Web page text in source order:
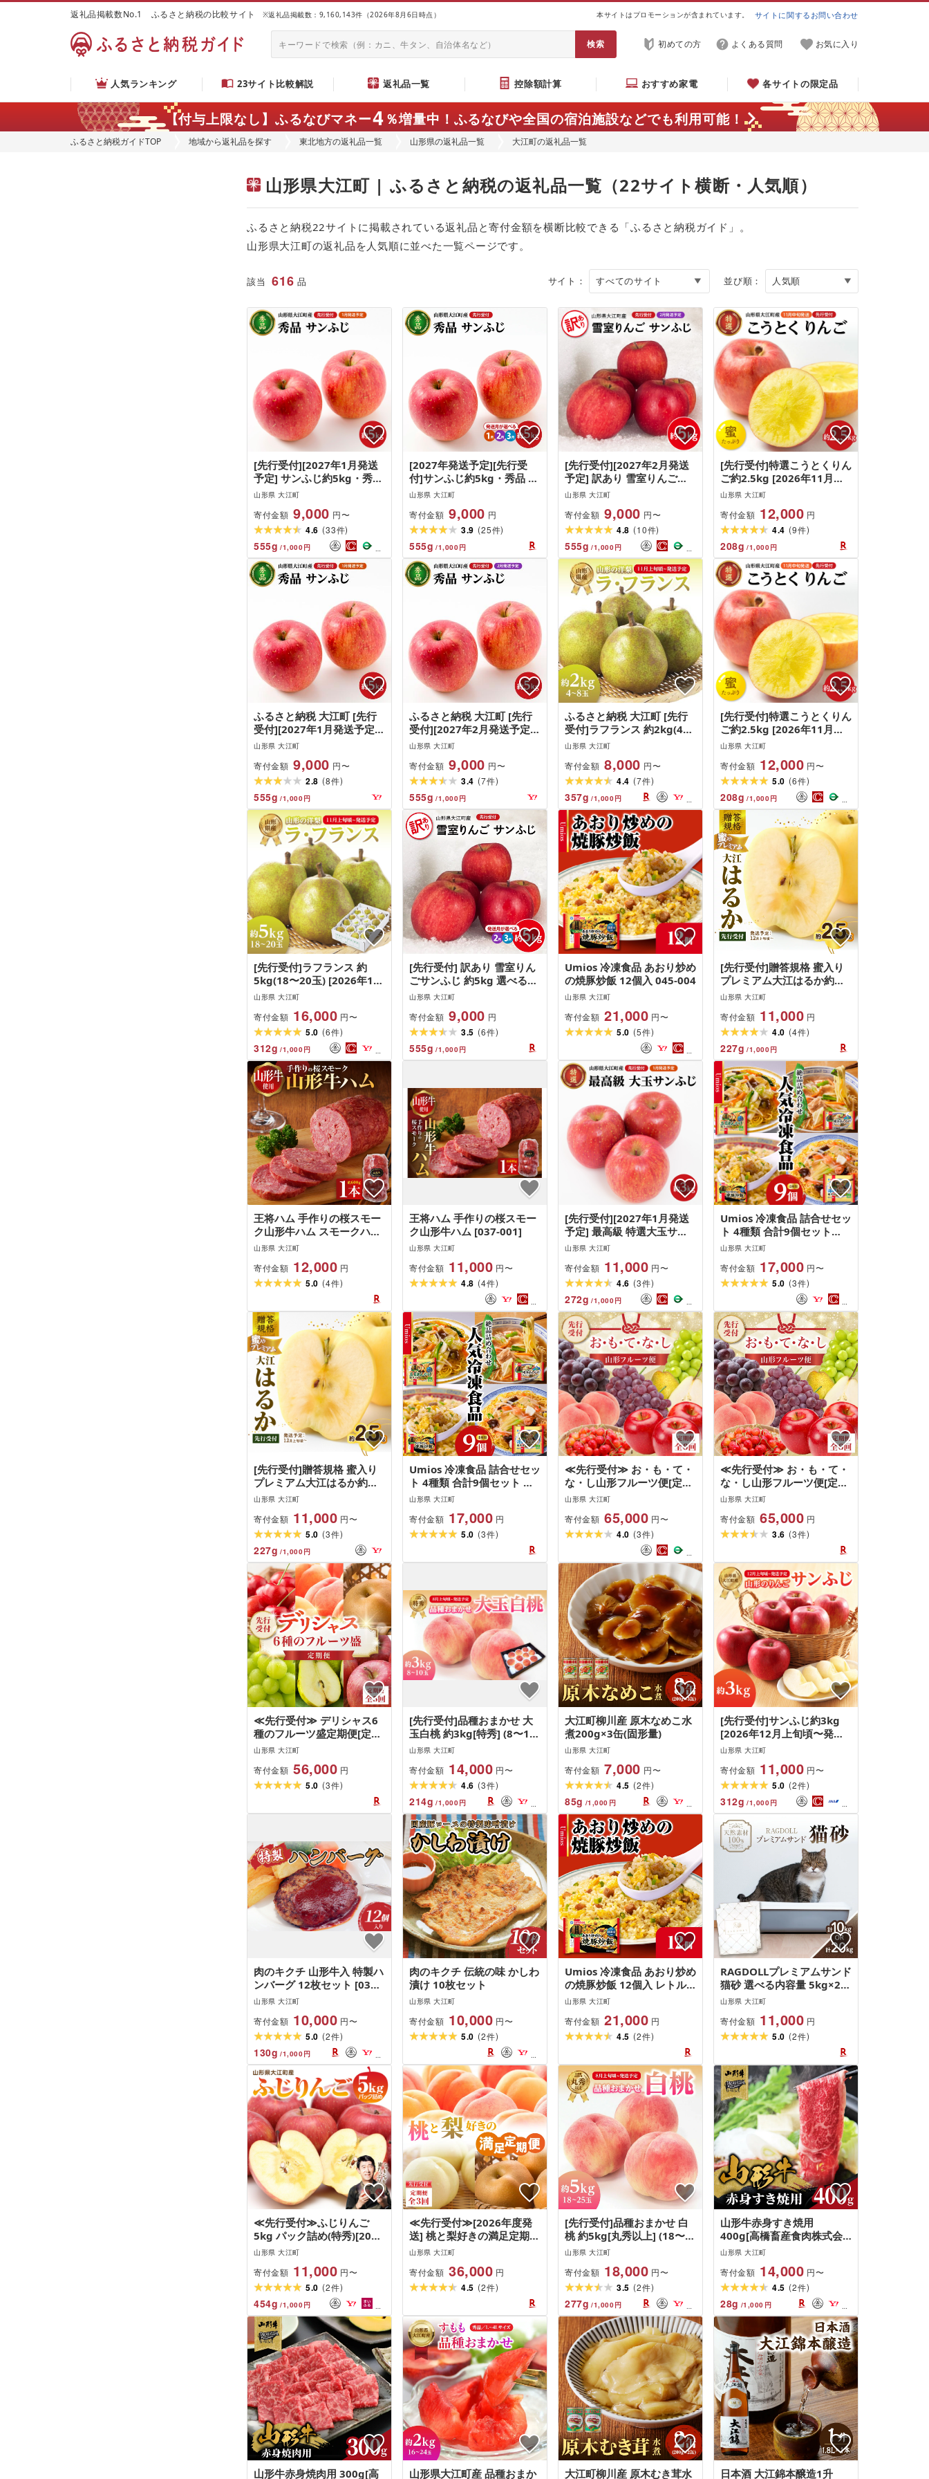
返礼品掲載数No.1 ふるさと納税の比較サイト ※返礼品掲載数：9,160,143件（2026年8月6日時点） 本サイトはプロモーションが含まれています。 サイトに関するお問い合わせ
初めての方 よくある質問 お気に入り
人気ランキング 23サイト比較解説 返礼品一覧 控除額計算 おすすめ家電 各サイトの限定品
【付与上限なし】ふるなびマネー4％増量中！ ふるなびや全国の宿泊施設などでも利用可能！
ふるさと納税ガイドTOP 地域から返礼品を探す 東北地方の返礼品一覧 山形県の返礼品一覧 大江町の返礼品一覧
山形県大江町 | ふるさと納税の返礼品一覧（22サイト横断・人気順）
ふるさと納税22サイトに掲載されている返礼品と寄付金額を横断比較できる「ふるさと納税ガイド」。
山形県大江町の返礼品を人気順に並べた一覧ページです。
該当 616 品 サイト： 並び順：
[先行受付][2027年1月発送
予定] サンふじ約5kg・秀品
[大江町産・山形りんご・大
山形県 大江町
寄付金額 9,000 円〜
4.6 (33件)
555g /1,000円
[2027年発送予定][先行受
付]サンふじ約5kg・秀品 選
べるお届け時期 1月 2月 3月
ご・大地農産]
山形県 大江町
寄付金額 9,000 円
3.9 (25件)
555g /1,000円
[先行受付][2027年2月発送
予定] 訳あり 雪室りんごサ
ンふじ 約5kg[大江町産・山
029
山形県 大江町
寄付金額 9,000 円〜
4.8 (10件)
555g /1,000円
[先行受付]特選こうとくりん
ご約2.5kg [2026年11月中
旬頃〜発送予定][大江町産・
月・12月] こうとく りんご
リンゴ 林檎 果物 フルーツ
産地直送
山形県 大江町
寄付金額 12,000 円
4.4 (9件)
208g /1,000円
ふるさと納税 大江町 [先行
受付][2027年1月発送予定]
サンふじ約5kg・秀品[大江
山形県 大江町
寄付金額 9,000 円〜
2.8 (8件)
555g /1,000円
ふるさと納税 大江町 [先行
受付][2027年2月発送予定]
サンふじ約5kg・秀品 大江
山形県 大江町
寄付金額 9,000 円〜
3.4 (7件)
555g /1,000円
ふるさと納税 大江町 [先行
受付]ラフランス 約2kg(4〜
8玉) [2026年11月上旬頃〜
山形県 大江町
寄付金額 8,000 円〜
4.4 (7件)
357g /1,000円
[先行受付]特選こうとくりん
ご約2.5kg [2026年11月中
旬頃〜発送予定][大江町産・
月・12月] 028-024
山形県 大江町
寄付金額 12,000 円〜
5.0 (6件)
208g /1,000円
[先行受付]ラフランス 約
5kg(18〜20玉) [2026年11
月上旬頃〜発送予定][山形洋
町 フルーツ 果物 西洋梨 デ
ザート 洋梨 梨 ナシ 大玉 大
きい JA さがえ西村山 001-
082
山形県 大江町
寄付金額 16,000 円〜
5.0 (6件)
312g /1,000円
[先行受付] 訳あり 雪室りん
ごサンふじ 約5kg 選べるお
届け時期 2月 3月[大江町
山形県 大江町
寄付金額 9,000 円
3.5 (6件)
555g /1,000円
Umios 冷凍食品 あおり炒め
の焼豚炒飯 12個入 045-004
山形県 大江町
寄付金額 21,000 円〜
5.0 (5件)
[先行受付]贈答規格 蜜入り
プレミアム大江はるか約
2.5kg 特秀〜秀[2026年12
産・山形りんご・りんご専
科 清野] リンゴ 林檎 フルー
ツ 果物 産地直送
山形県 大江町
寄付金額 11,000 円
4.0 (4件)
227g /1,000円
王将ハム 手作りの桜スモー
ク山形牛ハム スモークハム
燻煙
山形県 大江町
寄付金額 12,000 円
5.0 (4件)
王将ハム 手作りの桜スモー
ク山形牛ハム [037-001]
山形県 大江町
寄付金額 11,000 円〜
4.8 (4件)
[先行受付][2027年1月発送
予定] 最高級 特選大玉サン
ふじ約3kg [大江町産・山形
山形県 大江町
寄付金額 11,000 円〜
4.6 (3件)
272g /1,000円
Umios 冷凍食品 詰合せセッ
ト 4種類 合計9個セット
045-005
山形県 大江町
寄付金額 17,000 円〜
5.0 (3件)
[先行受付]贈答規格 蜜入り
プレミアム大江はるか約
2.5kg 特秀〜秀[2026年12
産・山形りんご・りんご専
科 清野] 015-059
山形県 大江町
寄付金額 11,000 円〜
5.0 (3件)
227g /1,000円
Umios 冷凍食品 詰合せセッ
ト 4種類 合計9個セット レ
トルト 冷凍 手軽 セット 詰
短 食べ比べ
山形県 大江町
寄付金額 17,000 円
5.0 (3件)
≪先行受付≫ お・も・て・
な・し山形フルーツ便[定期
便全6回]
山形県 大江町
寄付金額 65,000 円〜
4.0 (3件)
≪先行受付≫ お・も・て・
な・し山形フルーツ便[定期
便全6回]さくらんぼ デラウ
ンマスカット ラ・フランス
サンふじ りんご フルーツ
山形県 大江町
寄付金額 65,000 円
3.6 (3件)
≪先行受付≫ デリシャス6
種のフルーツ盛定期便[定期
便全5回]さくらんぼ 白桃 和
フランス サンふじりんご フ
ルーツ 果物 産地直送 定期
山形県 大江町
寄付金額 56,000 円
5.0 (3件)
[先行受付]品種おまかせ 大
玉白桃 約3kg[特秀] (8〜10
玉)[2026年8月上旬頃〜9月
山形県 大江町
寄付金額 14,000 円〜
4.6 (3件)
214g /1,000円
大江町柳川産 原木なめこ水
煮200g×3缶(固形量)
山形県 大江町
寄付金額 7,000 円〜
4.5 (2件)
85g /1,000 円
[先行受付]サンふじ約3kg
[2026年12月上旬頃〜発送
予定][山形りんご・大江町
山形県 大江町
寄付金額 11,000 円〜
5.0 (2件)
312g /1,000円
肉のキクチ 山形牛入 特製ハ
ンバーグ 12枚セット [035-
006]
山形県 大江町
寄付金額 10,000 円〜
5.0 (2件)
130g /1,000円
肉のキクチ 伝統の味 かしわ
漬け 10枚セット
山形県 大江町
寄付金額 10,000 円〜
5.0 (2件)
Umios 冷凍食品 あおり炒め
の焼豚炒飯 12個入 レトル
ト 冷凍 手軽 詰め合わせ 便
山形県 大江町
寄付金額 21,000 円
4.5 (2件)
RAGDOLLプレミアムサンド
猫砂 選べる内容量 5kg×2袋
(10kg)、5kg×4袋(20kg)
山形県 大江町
寄付金額 11,000 円
5.0 (2件)
≪先行受付≫ふじりんご
5kg パック詰め(特秀)[2026
年11月中旬〜順次発送予定]
山形県 大江町
寄付金額 11,000 円〜
5.0 (2件)
454g /1,000円
≪先行受付≫[2026年度発
送] 桃と梨好きの満足定期便
[定期便全3回] 白桃 和梨 黄
定期便
山形県 大江町
寄付金額 36,000 円
4.5 (2件)
[先行受付]品種おまかせ 白
桃 約5kg[丸秀以上] (18〜
25玉)[2026年8月上旬頃〜
山形県 大江町
寄付金額 18,000 円〜
3.5 (2件)
277g /1,000円
山形牛赤身すき焼用
400g[高橋畜産食肉株式会
社]
山形県 大江町
寄付金額 14,000 円〜
4.5 (2件)
28g /1,000 円
山形牛赤身焼肉用 300g[高 山形県大江町産 品種おまか 大江町柳川産 原木むき茸水 日本酒 大江錦本醸造1升